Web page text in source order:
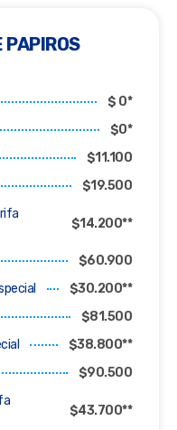
$ 0*
$0*
$11.100
$19.500
$14.200**
$60.900
$30.200**
$81.500
$38.800**
$90.500
$43.700**